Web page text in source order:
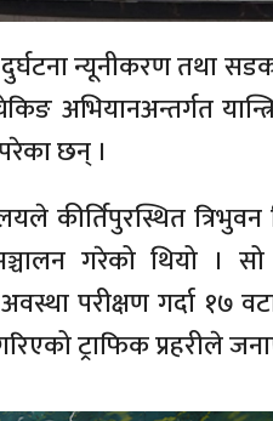
न्यूनीकरण तथा
अभियानअन्तर्गत
छन् ।
कीर्तिपुरस्थित त्रिभुवन
गरेको थियो ।
परीक्षण गर्दा १७
ट्राफिक प्रहरीले